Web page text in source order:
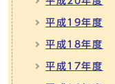
平成19年度
平成18年度
平成17年度